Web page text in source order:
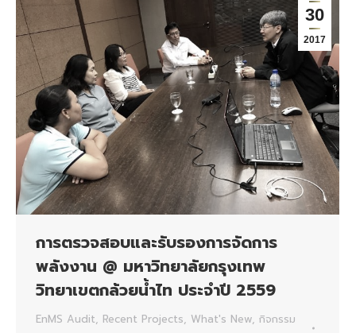
30
2017
การตรวจสอบและรับรองการจัดการ
พลังงาน @ มหาวิทยาลัยกรุงเทพ
วิทยาเขตกล้วยน้ำไท ประจำปี 2559
EnMS Audit, Recent Projects, What's New, กิจกรรม